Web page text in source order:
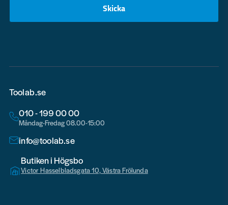
Skicka
Toolab.se
010 - 199 00 00
Måndag-Fredag 08.00-15:00
info@toolab.se
Butiken i Högsbo
Victor Hasselbladsgata 10, Västra Frölunda